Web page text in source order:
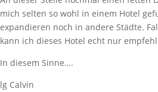
mich selten so wohl in einem Hotel
expandieren noch in andere Städte.
kann ich dieses Hotel echt nur
In diesem Sinne….
lg Calvin